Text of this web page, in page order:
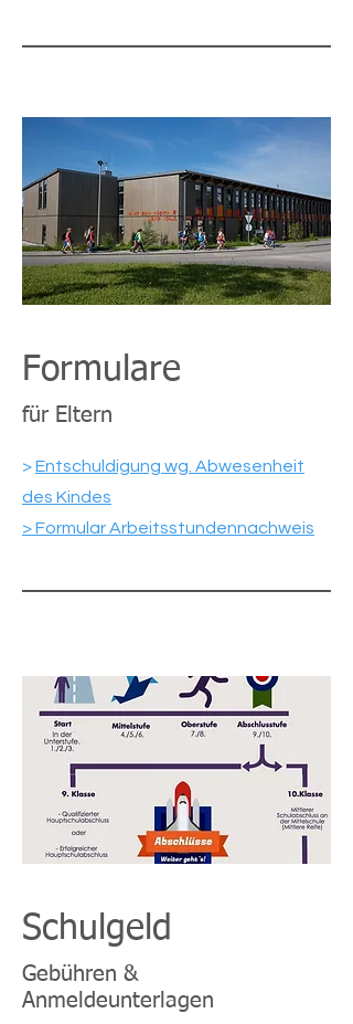
Formulare
für Eltern
>Entschuldigung wg. Abwesenheit
des Kindes
> Formular Arbeitsstundennachweis
Schulgeld
Gebühren &
Anmeldeunterlagen